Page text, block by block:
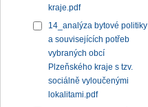
kraje.pdf
14_analýza bytové politiky
a souvisejících potřeb
vybraných obcí
Plzeňského kraje s tzv.
sociálně vyloučenými
lokalitami.pdf